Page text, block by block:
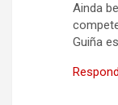
Ainda
Guiña